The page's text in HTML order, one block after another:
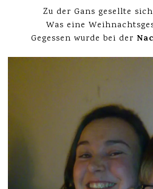
Zu der Gans gesellte
Was eine
Gegessen wurde bei der